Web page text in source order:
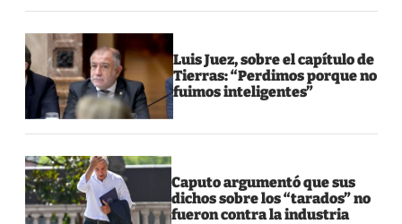
Luis Juez, sobre el capítulo de
Tierras: “Perdimos porque no
fuimos inteligentes”
Caputo argumentó que sus
dichos sobre los “tarados” no
fueron contra la industria